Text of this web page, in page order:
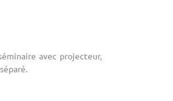
avec projecteur,